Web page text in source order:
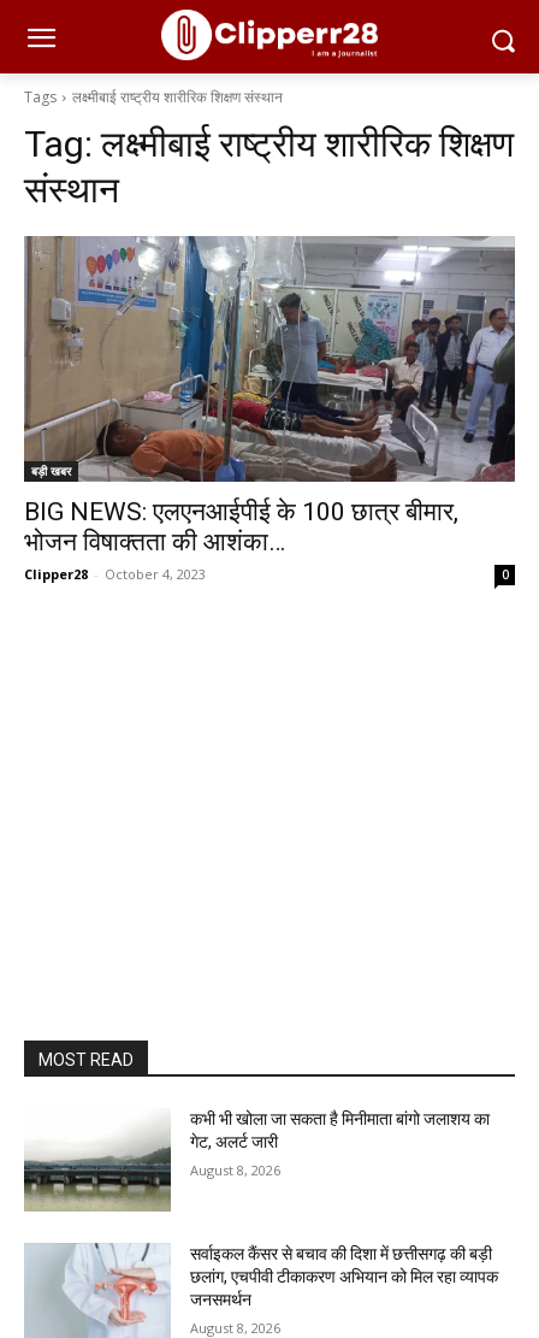
Tags लक्ष्मीबाई राष्ट्रीय शारीरिक शिक्षण संस्थान
Tag:लक्ष्मीबाई राष्ट्रीय शारीरिक शिक्षण
संस्थान
बड़ी खबर
BIG NEWS: एलएनआईपीई के 100 छात्र बीमार,
भोजन विषाक्तता की आशंका…
Clipper28 - October 4, 2023 0
MOST READ
कभी भी खोला जा सकता है मिनीमाता बांगो जलाशय का
गेट, अलर्ट जारी
August 8, 2026
सर्वाइकल कैंसर से बचाव की दिशा में छत्तीसगढ़ की बड़ी
छलांग, एचपीवी टीकाकरण अभियान को मिल रहा व्यापक
जनसमर्थन
August 8, 2026